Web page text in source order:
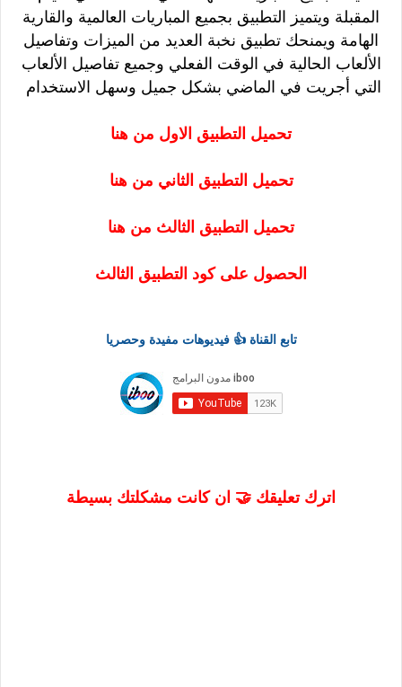
المقبلة ويتميز التطبيق بجميع المباريات العالمية والقارية
الهامة ويمنحك تطبيق نخبة العديد من الميزات وتفاصيل
الألعاب الحالية في الوقت الفعلي وجميع تفاصيل الألعاب
التي أجريت في الماضي بشكل جميل وسهل الاستخدام
تحميل التطبيق الاول من هنا
تحميل التطبيق الثاني من هنا
تحميل التطبيق الثالث من هنا
الحصول على كود التطبيق الثالث
تابع القناة 👍 فيديوهات مفيدة وحصريا
اترك تعليقك 🤝 ان كانت مشكلتك بسيطة